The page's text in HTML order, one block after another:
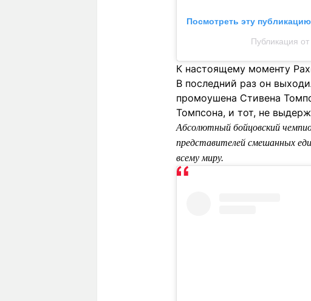
Посмотреть эту
Публикация
К настоящему моменту
В последний раз он
промоушена Стивена
Томпсона, и тот, не
Абсолютный бойцовский
представителей смешанных
всему миру.